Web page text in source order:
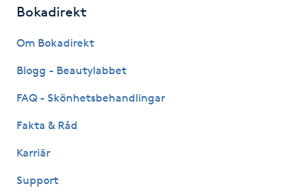
Fransförlängning Volym
Fransk manikyr
Frekvensterapi
Friskvård
Bokadirekt
Om Bokadirekt
Blogg - Beautylabbet
FAQ - Skönhetsbehandlingar
Fakta & Råd
Karriär
Support